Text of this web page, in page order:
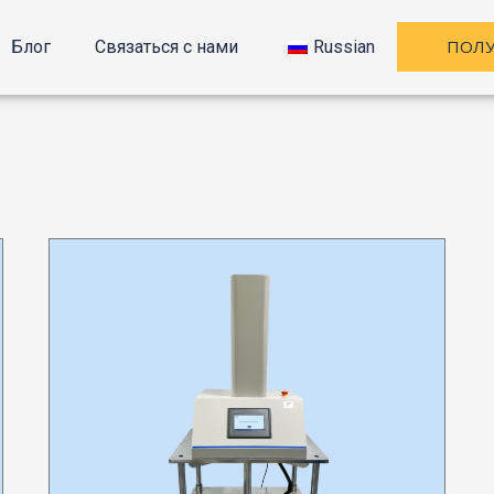
Блог Связаться с нами Russian